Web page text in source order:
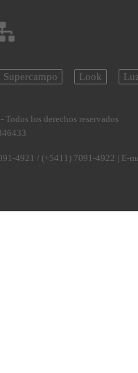
Supercampo Look
los derechos reservados
4921 / (+5411) 7091-4922 | E-